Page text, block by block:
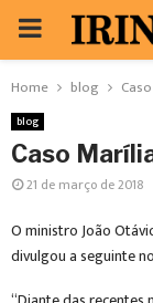
PRIMARY
MENU
Home blog
blog
Caso
21 de março de 2018
O ministro João
divulgou a seguinte